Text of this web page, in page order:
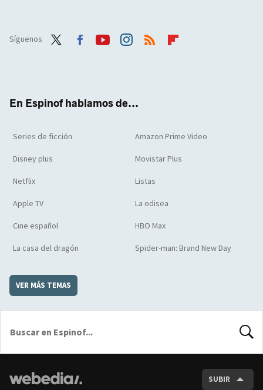
Síguenos
En Espinof hablamos de...
Series de ficción Amazon Prime Video
Disney plus Movistar Plus
Netflix Listas
Apple TV La odisea
Cine español HBO Max
La casa del dragón Spider-man: Brand New Day
VER MÁS TEMAS
SUBIR